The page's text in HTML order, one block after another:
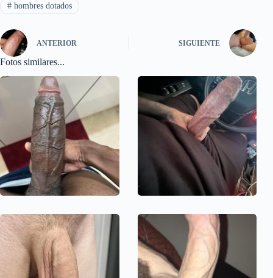
#hombres dotados
ANTERIOR SIGUIENTE
Fotos similares...